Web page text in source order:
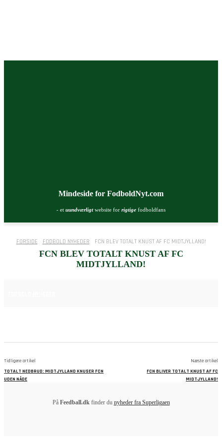
Mindeside for FodboldNyt.com
- et uundværligtwebsite for rigtige fodboldfans
FORSIDE FODBOLD NYHEDER FCN BLEV TOTALT KNUST AF FC MIDTJYLLAND!
FCN BLEV TOTALT KNUST AF FC
MIDTJYLLAND!
Tidligere artikel
TOTALT NEDBRUD: MIDTJYLLAND KNUSER FCN
UDEN NÅDE
Næste artikel
FCN BLIVER TOTALT KNUST AF FC
MIDTJYLLAND!
På Feedball.dkfinder du nyheder fra Superligaen